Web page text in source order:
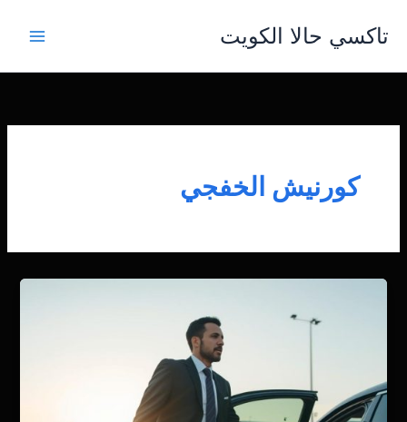
تاكسي حالا الكويت
كورنيش الخفجي